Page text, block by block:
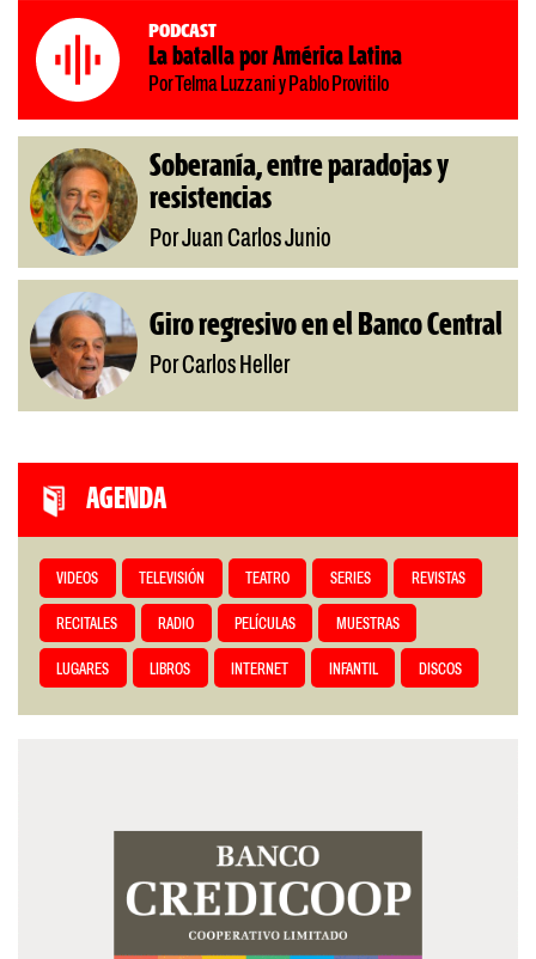
Podcast
La batalla por América Latina
Por Telma Luzzani y Pablo Provitilo
Soberanía, entre paradojas y
resistencias
Por Juan Carlos Junio
Giro regresivo en el Banco Central
Por Carlos Heller
AGENDA
VIDEOS TELEVISIÓN TEATRO SERIES REVISTAS
RECITALES RADIO PELÍCULAS MUESTRAS
LUGARES LIBROS INTERNET INFANTIL DISCOS